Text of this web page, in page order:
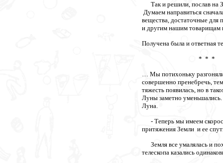
Так и решили, послав на
Думаем направиться
вещества, достаточные
и другим нашим товарищам
Получена была и ответная
* * *
… Мы потихоньку
совершенно пренебречь,
тяжесть появилась, но в
Луны заметно уменьшались.
Луна.
- Теперь мы имеем
притяжения Земли и ее
Земля все умалялась и
телескопа казались